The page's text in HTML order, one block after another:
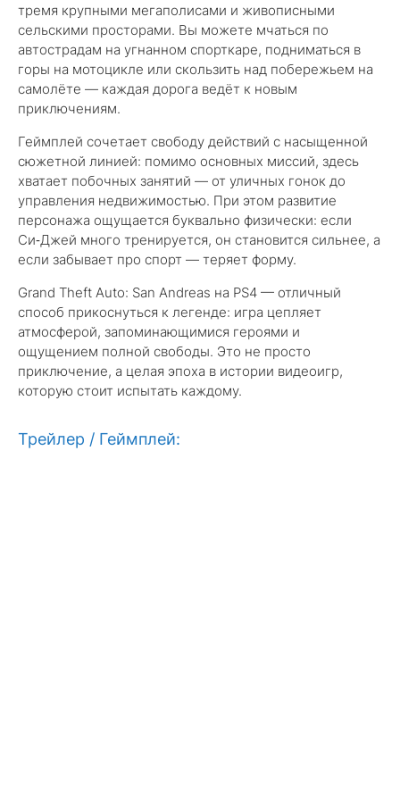
тремя крупными мегаполисами и живописными
сельскими просторами. Вы можете мчаться по
автострадам на угнанном спорткаре, подниматься в
горы на мотоцикле или скользить над побережьем на
самолёте — каждая дорога ведёт к новым
приключениям.
Геймплей сочетает свободу действий с насыщенной
сюжетной линией: помимо основных миссий, здесь
хватает побочных занятий — от уличных гонок до
управления недвижимостью. При этом развитие
персонажа ощущается буквально физически: если
Си‑Джей много тренируется, он становится сильнее, а
если забывает про спорт — теряет форму.
Grand Theft Auto: San Andreas на PS4 — отличный
способ прикоснуться к легенде: игра цепляет
атмосферой, запоминающимися героями и
ощущением полной свободы. Это не просто
приключение, а целая эпоха в истории видеоигр,
которую стоит испытать каждому.
Трейлер / Геймплей: